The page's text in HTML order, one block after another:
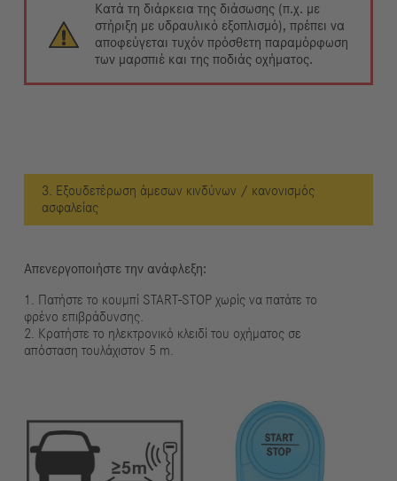
Κατά τη διάρκεια της διάσωσης (π.χ. με
στήριξη με υδραυλικό εξοπλισμό), πρέπει να
αποφεύγεται τυχόν πρόσθετη παραμόρφωση
των μαρσπιέ και της ποδιάς οχήματος.
3. Εξουδετέρωση άμεσων κινδύνων / κανονισμός
ασφαλείας
Απενεργοποιήστε την ανάφλεξη:
1. Πατήστε το κουμπί START-STOP χωρίς να πατάτε το
φρένο επιβράδυνσης.
2. Κρατήστε το ηλεκτρονικό κλειδί του οχήματος σε
απόσταση τουλάχιστον 5 m.